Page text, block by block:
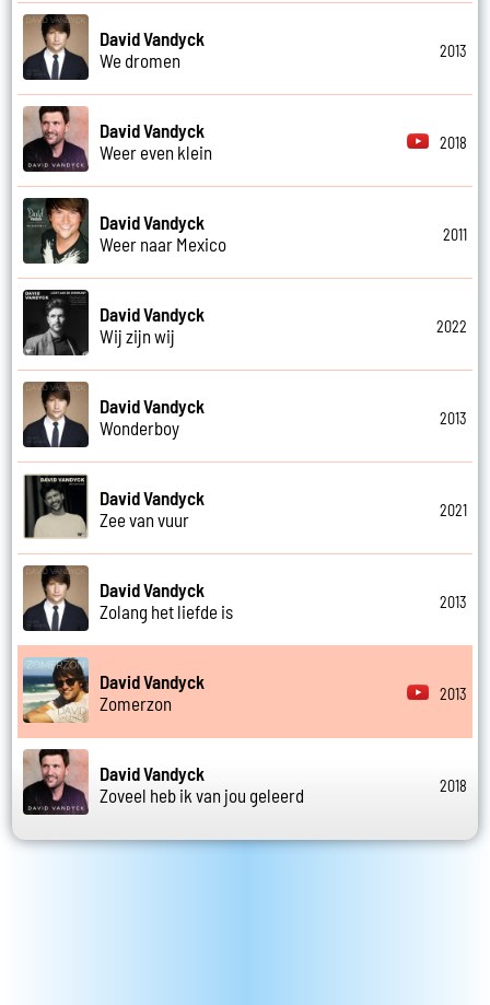
David Vandyck
We dromen
2013
David Vandyck
Weer even klein
2018
David Vandyck
Weer naar Mexico
2011
David Vandyck
Wij zijn wij
2022
David Vandyck
Wonderboy
2013
David Vandyck
Zee van vuur
2021
David Vandyck
Zolang het liefde is
2013
David Vandyck
Zomerzon
2013
David Vandyck
Zoveel heb ik van jou geleerd
2018